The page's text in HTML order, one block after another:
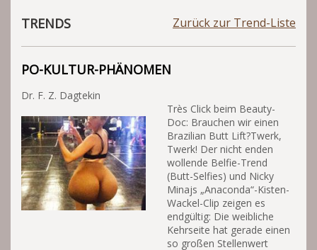
TRENDS Zurück zur Trend-Liste
PO-KULTUR-PHÄNOMEN
Dr. F. Z. Dagtekin
Très Click beim Beauty-
Doc: Brauchen wir einen
Brazilian Butt Lift?Twerk,
Twerk! Der nicht enden
wollende Belfie-Trend
(Butt-Selfies) und Nicky
Minajs „Anaconda“-Kisten-
Wackel-Clip zeigen es
endgültig: Die weibliche
Kehrseite hat gerade einen
so großen Stellenwert